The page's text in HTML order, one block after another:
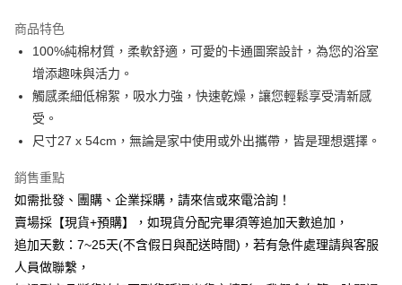
合作金庫商業銀行
華南商業銀行
彰化商業銀行
上海商業儲蓄銀行
國泰世華商業銀行
兆豐國際商業銀行
臺灣中小企業銀行
匯豐（台灣）商業銀行
華泰商業銀行
聯邦商業銀行
遠東國際商業銀行
元大商業銀行
台新國際商業銀行
中國信託商業銀行
台灣樂天信用卡公司
6 期 0 利率 每期
華南商業銀行
上海商業儲蓄銀行
台北富邦商業銀行
國泰世華商業銀行
臺灣中小企業銀行
台中商業銀行
聯邦商業銀行
元大商業銀行
永豐商業銀行
玉山商業銀行
星展（台灣）商業銀行
台灣樂天信用卡公司
12 期 0 利率 每期NT$16 21家銀行
合作金庫商業銀行
第一商業銀行
上海商業儲蓄銀行
國泰世華商業銀行
兆豐國際商業銀行
匯豐（台灣）商業銀行
聯邦商業銀行
遠東國際商業銀行
元大商業銀行
永豐商業銀行
玉山商業銀行
星展（台灣）商業銀行
台新國際商業銀行
超商取貨付款
LINE Pay
街口支付
悠遊付
全盈+PAY
商品特色
100%純棉材質，柔軟舒適，可愛的卡通圖案設計，為您的浴室
增添趣味與活力。
觸感柔細低棉絮，吸水力強，快速乾燥，讓您輕鬆享受清新感
受。
尺寸27 x 54cm，無論是家中使用或外出攜帶，皆是理想選擇。
銷售重點
如需批發、團購、企業採購，請來信或來電洽詢！
賣場採【現貨+預購】，如現貨分配完畢須等追加天數追加，
追加天數：7~25天(不含假日與配送時間)，若有急件處理請與客服
人員做聯繫，